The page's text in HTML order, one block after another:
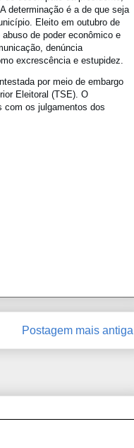
determinação é a de que seja
Eleito em outubro de
de poder econômico e
denúncia
excrescência e estupidez.
por meio de embargo
Eleitoral (TSE). O
com os julgamentos dos
Postagem mais antiga